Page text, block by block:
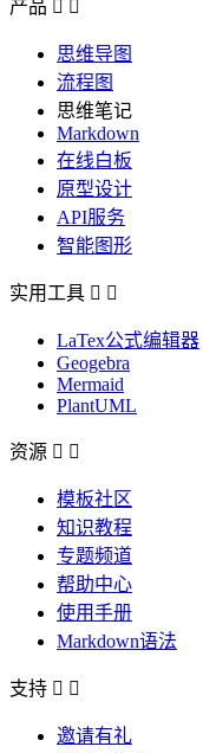
产品  
思维导图
流程图
思维笔记
Markdown
在线白板
原型设计
API服务
智能图形
实用工具  
LaTex公式编辑器
Geogebra
Mermaid
PlantUML
资源  
模板社区
知识教程
专题频道
帮助中心
使用手册
Markdown语法
支持  
邀请有礼